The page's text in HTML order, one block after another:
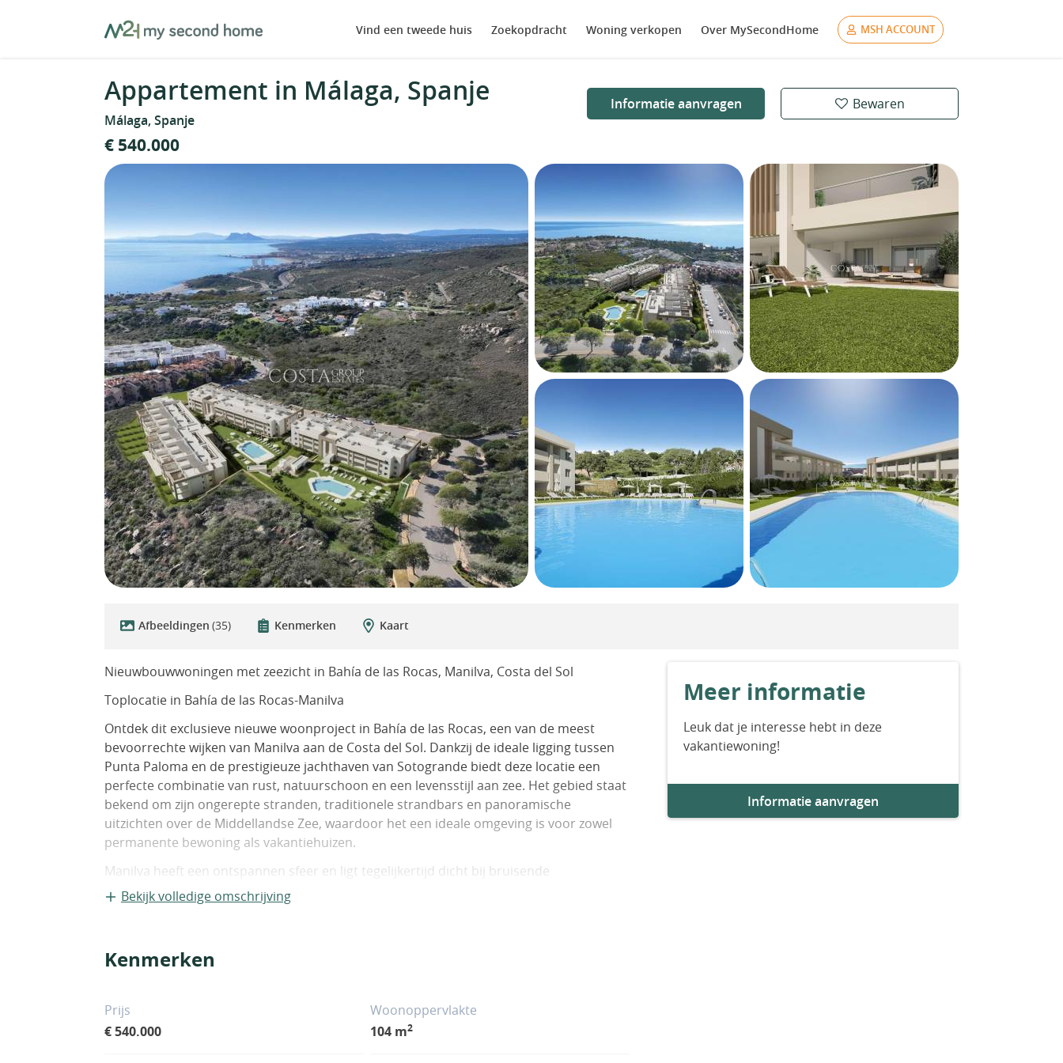
MySecondHome Vind een tweede huis Zoekopdracht Woning verkopen Over MySecondHome MSH ACCOUNT
Appartement in Málaga, Spanje
Málaga, Spanje
Informatie aanvragen Bewaren
€ 540.000
Afbeeldingen (35) Kenmerken Kaart
Nieuwbouwwoningen met zeezicht in Bahía de las Rocas, Manilva, Costa del Sol
Toplocatie in Bahía de las Rocas-Manilva
Ontdek dit exclusieve nieuwe woonproject in Bahía de las Rocas, een van de meest
bevoorrechte wijken van Manilva aan de Costa del Sol. Dankzij de ideale ligging tussen
Punta Paloma en de prestigieuze jachthaven van Sotogrande biedt deze locatie een
perfecte combinatie van rust, natuurschoon en een levensstijl aan zee. Het gebied staat
bekend om zijn ongerepte stranden, traditionele strandbars en panoramische
uitzichten over de Middellandse Zee, waardoor het een ideale omgeving is voor zowel
permanente bewoning als vakantiehuizen.
Manilva heeft een ontspannen sfeer en ligt tegelijkertijd dicht bij bruisende
bestemmingen zoals Estepona en Sotogrande, die een breed scala aan recreatie-, eet-
en sportmogelijkheden bieden.
Dit project omvat 90 stijlvolle appartementen met 2 en 3 slaapkamers en 2 badkamers,
functionaliteit en natuurlijk licht, met een zuidoost- en zuidwestoriëntatie die de
blootstelling aan de zon gedurende de dag maximaliseert.
Bekijk volledige omschrijving
Kenmerken
Prijs
€ 540.000
Woonoppervlakte
104 m2
Meer informatie
Leuk dat je interesse hebt in deze
vakantiewoning!
Informatie aanvragen